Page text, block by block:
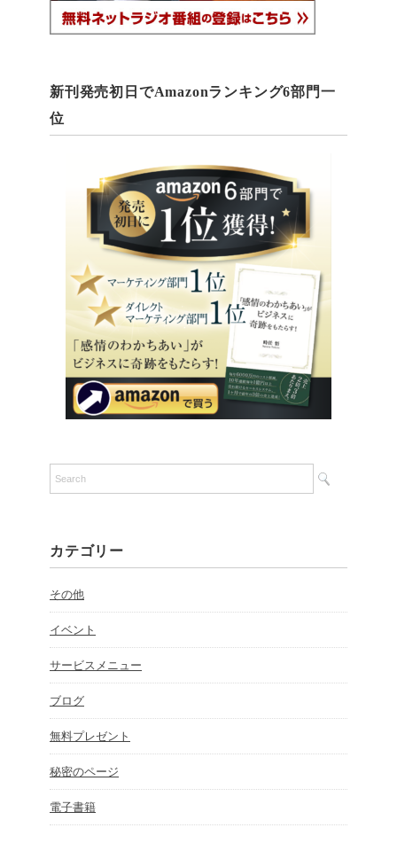
新刊発売初日でAmazonランキング6部門一
位
カテゴリー
その他
イベント
サービスメニュー
ブログ
無料プレゼント
秘密のページ
電子書籍